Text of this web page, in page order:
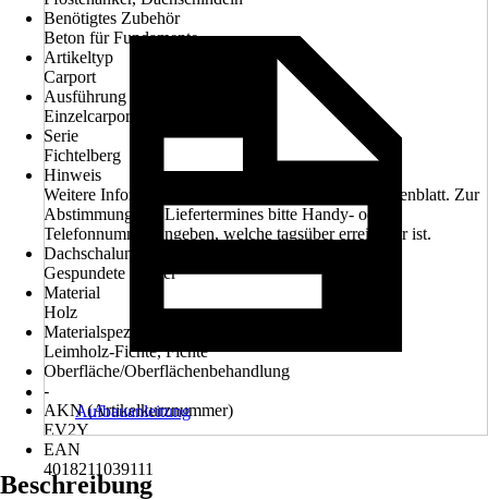
Benötigtes Zubehör
Beton für Fundamente
Artikeltyp
Carport
Ausführung
Einzelcarport
Serie
Fichtelberg
Hinweis
Weitere Informationen entnehmen Sie bitte dem Datenblatt. Zur
Abstimmung des Liefertermines bitte Handy- oder
Telefonnummer angeben, welche tagsüber erreichbar ist.
Dachschalung
Gespundete Bretter
Material
Holz
Materialspezifizierung
Leimholz-Fichte, Fichte
Oberfläche/Oberflächenbehandlung
-
AKN (Artikelkurznummer)
EV2Y
EAN
4018211039111
Aufbauanleitung
Beschreibung